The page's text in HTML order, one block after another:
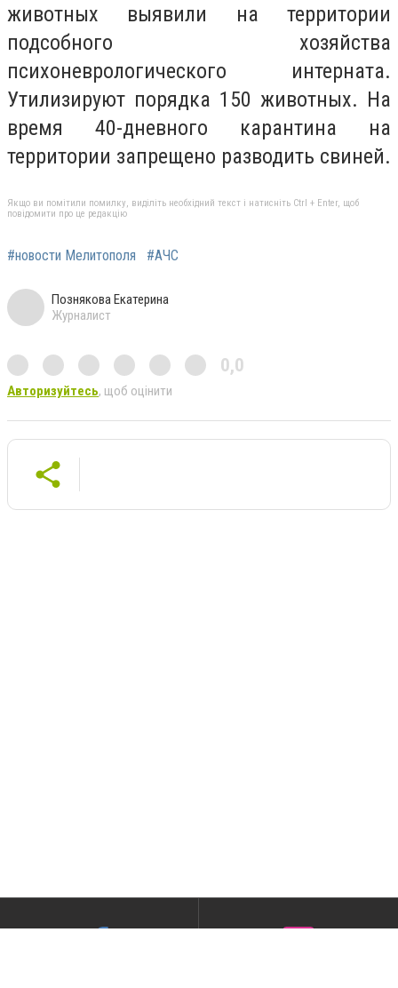
животных выявили на территории
подсобного хозяйства
психоневрологического интерната.
Утилизируют порядка 150 животных. На
время 40-дневного карантина на
территории запрещено разводить свиней.
Якщо ви помітили помилку, виділіть необхідний текст і натисніть Ctrl + Enter, щоб
повідомити про це редакцію
#новости Мелитополя #АЧС
Познякова Екатерина
Журналист
0,0
Авторизуйтесь, щоб оцінити